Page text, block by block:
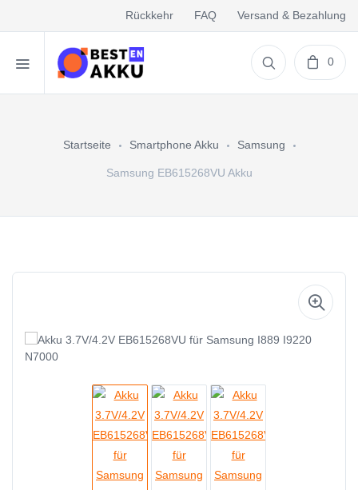
Rückkehr FAQ Versand & Bezahlung
0
Startseite Smartphone Akku Samsung
Samsung EB615268VU Akku